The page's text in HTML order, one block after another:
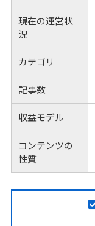
現在の運営状
況
カテゴリ
記事数
収益モデル
コンテンツの
性質